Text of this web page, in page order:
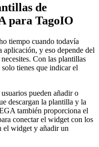
de
para TagoIO
tiempo cuando todavía
aplicación, y eso depende del
Con las plantillas
tienes que indicar el
pueden añadir o
descargan la plantilla y la
también proporciona el
conectar el widget con los
el widget y añadir un